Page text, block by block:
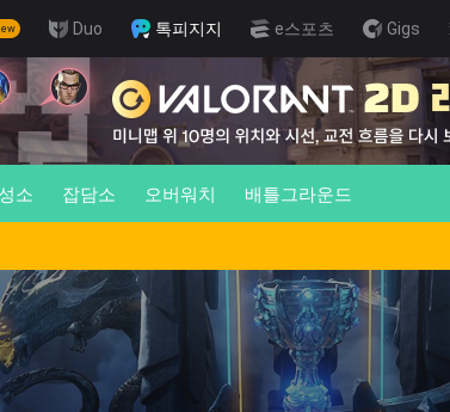
Duo 톡피지지 e스포츠 Gigs
소 잡담소 오버워치 배틀그라운드